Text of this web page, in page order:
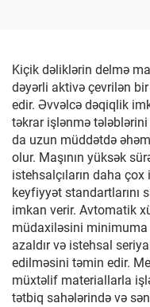
Kiçik dəliklərin delmə
dəyərli aktivə çevrilən
edir. Əvvəlcə dəqiqlik
təkrar işlənmə
da uzun müddətdə
olur. Maşının yüksək
istehsalçıların daha
keyfiyyət standartlarını
imkan verir. Avtomatik
müdaxiləsini minimuma
azaldır və istehsal
edilməsini təmin edir.
müxtəlif materiallarla
tətbiq sahələrində və